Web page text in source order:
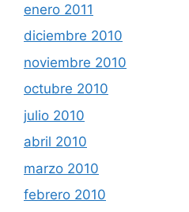
enero 2011
diciembre 2010
noviembre 2010
octubre 2010
julio 2010
abril 2010
marzo 2010
febrero 2010